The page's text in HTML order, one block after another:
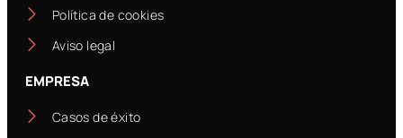
Política de cookies
Aviso legal
EMPRESA
Casos de éxito